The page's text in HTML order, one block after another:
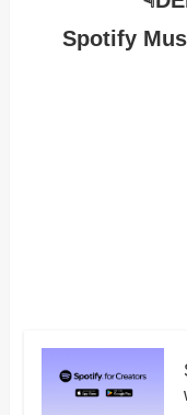
Spotify